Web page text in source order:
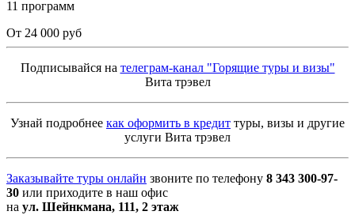
11 программ
От 24 000 руб
Подписывайся на телеграм-канал "Горящие туры и визы"
Вита трэвел
Узнай подробнее как оформить в кредит туры, визы и другие
услуги Вита трэвел
Заказывайте туры онлайн звоните по телефону 8 343 300-97-
30 или приходите в наш офис
на ул. Шейнкмана, 111, 2 этаж